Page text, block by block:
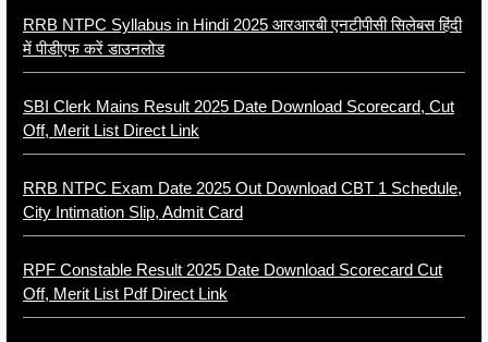
RRB NTPC Syllabus in Hindi 2025 आरआरबी एनटीपीसी सिलेबस हिंदी
में पीडीएफ करें डाउनलोड
SBI Clerk Mains Result 2025 Date Download Scorecard, Cut
Off, Merit List Direct Link
RRB NTPC Exam Date 2025 Out Download CBT 1 Schedule,
City Intimation Slip, Admit Card
RPF Constable Result 2025 Date Download Scorecard Cut
Off, Merit List Pdf Direct Link